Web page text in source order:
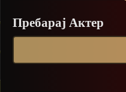
Пребарај Актер